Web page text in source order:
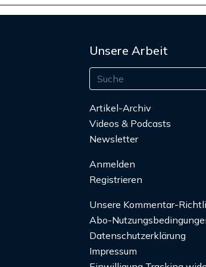
Unsere Arbeit
Artikel-Archiv
Videos & Podcasts
Newsletter
Anmelden
Registrieren
Unsere Kommentar-
Abo-
Datenschutzerklärung
Impressum